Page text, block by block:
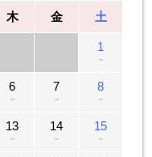
木 金 土
1
－
6
－
7
－
8
－
13
－
14
－
15
－